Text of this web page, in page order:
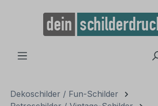
springen
Dekoschilder / Fun-Schilder